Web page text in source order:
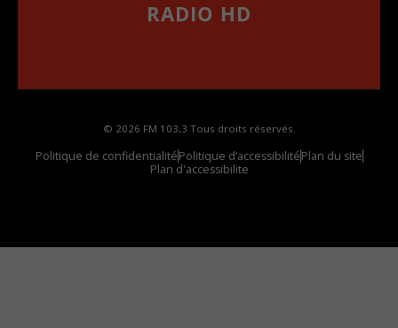
RADIO HD
© 2026 FM 103,3 Tous droits réservés.
Politique de confidentialitéPolitique d’accessibilitéPlan du site
Plan d'accessibilite